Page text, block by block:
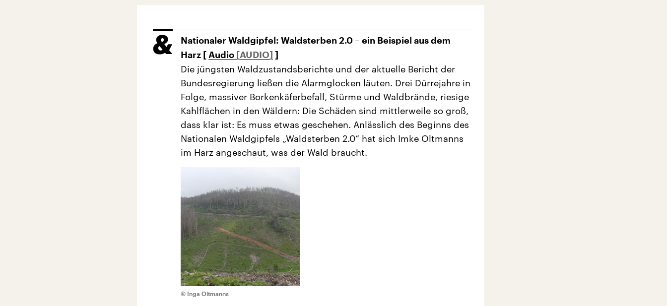
Nationaler Waldgipfel: Waldsterben 2.0 – ein Beispiel aus dem
Harz [ Audio ]
Die jüngsten Waldzustandsberichte und der aktuelle Bericht der
Bundesregierung ließen die Alarmglocken läuten. Drei Dürrejahre in
Folge, massiver Borkenkäferbefall, Stürme und Waldbrände, riesige
Kahlflächen in den Wäldern: Die Schäden sind mittlerweile so groß,
dass klar ist: Es muss etwas geschehen. Anlässlich des Beginns des
Nationalen Waldgipfels „Waldsterben 2.0“ hat sich Imke Oltmanns
im Harz angeschaut, was der Wald braucht.
© Inga Oltmanns